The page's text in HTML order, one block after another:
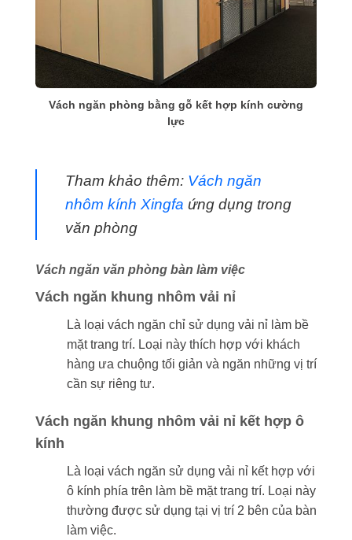
Vách ngăn phòng bằng gỗ kết hợp kính cường
lực
Tham khảo thêm: Vách ngăn
nhôm kính Xingfa ứng dụng trong
văn phòng
Vách ngăn văn phòng bàn làm việc
Vách ngăn khung nhôm vải nỉ
Là loại vách ngăn chỉ sử dụng vải nỉ làm bề
mặt trang trí. Loại này thích hợp với khách
hàng ưa chuộng tối giản và ngăn những vị trí
cần sự riêng tư.
Vách ngăn khung nhôm vải nỉ kết hợp ô
kính
Là loại vách ngăn sử dụng vải nỉ kết hợp với
ô kính phía trên làm bề mặt trang trí. Loại này
thường được sử dụng tại vị trí 2 bên của bàn
làm việc.